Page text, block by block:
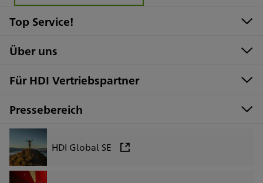
Top Service!
Über uns
Für HDI Vertriebspartner
Pressebereich
HDI Global SE